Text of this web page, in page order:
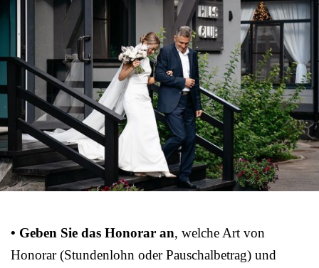
• Geben Sie das Honorar an, welche Art von
Honorar (Stundenlohn oder Pauschalbetrag) und